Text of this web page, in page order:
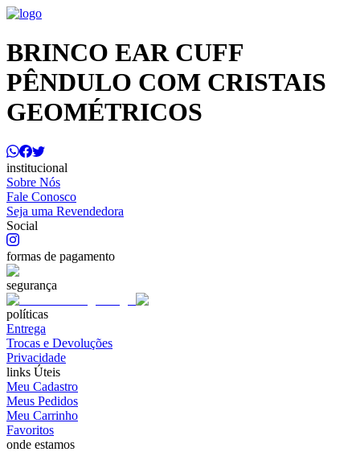
BRINCO EAR CUFF
PÊNDULO COM CRISTAIS
GEOMÉTRICOS
institucional
Sobre Nós
Fale Conosco
Seja uma Revendedora
Social
formas de pagamento
segurança
políticas
Entrega
Trocas e Devoluções
Privacidade
links Úteis
Meu Cadastro
Meus Pedidos
Meu Carrinho
Favoritos
onde estamos